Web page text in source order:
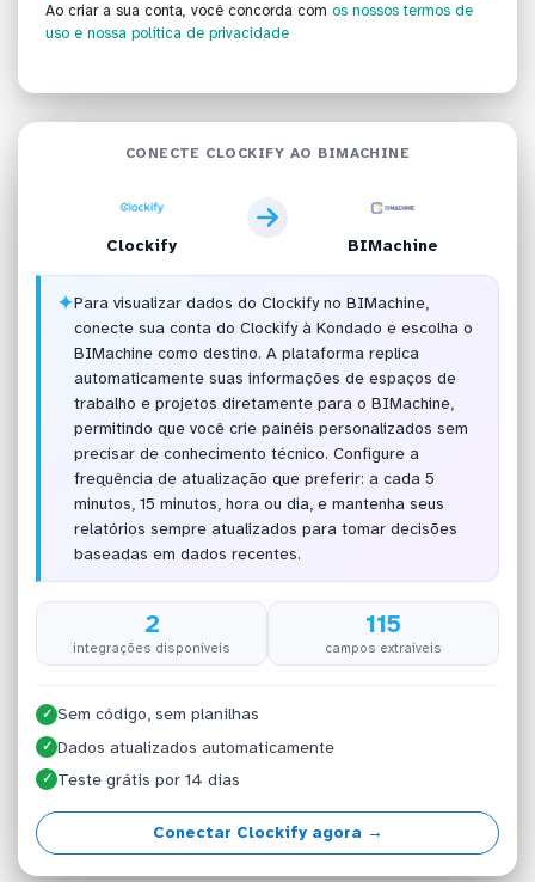
Ao criar a sua conta, você concorda com os nossos termos de
uso e nossa política de privacidade
CONECTE CLOCKIFY AO BIMACHINE
Clockify BIMachine
✦Para visualizar dados do Clockify no BIMachine,
conecte sua conta do Clockify à Kondado e escolha o
BIMachine como destino. A plataforma replica
automaticamente suas informações de espaços de
trabalho e projetos diretamente para o BIMachine,
permitindo que você crie painéis personalizados sem
precisar de conhecimento técnico. Configure a
frequência de atualização que preferir: a cada 5
minutos, 15 minutos, hora ou dia, e mantenha seus
relatórios sempre atualizados para tomar decisões
baseadas em dados recentes.
2
integrações disponíveis
115
campos extraíveis
✓ Sem código, sem planilhas
✓ Dados atualizados automaticamente
✓ Teste grátis por 14 dias
Conectar Clockify agora →